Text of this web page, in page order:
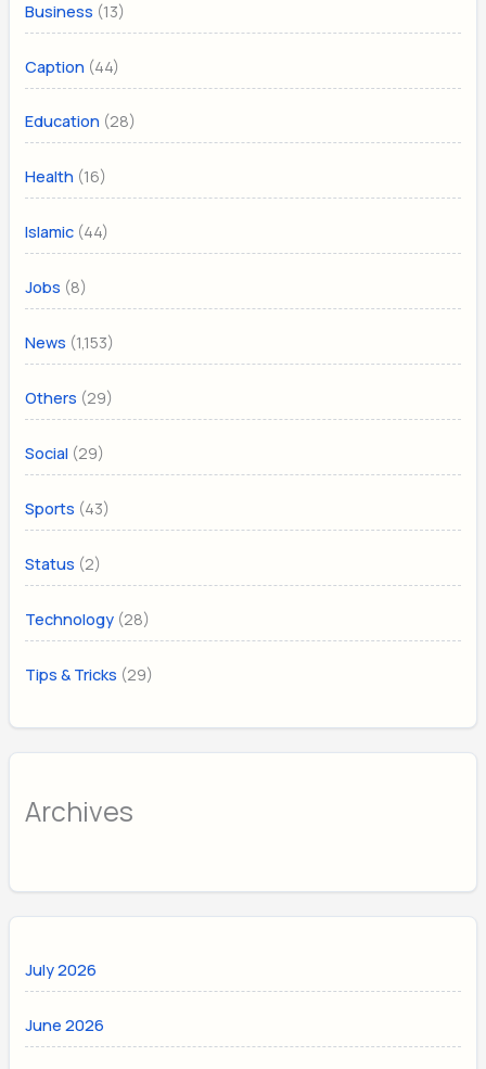
Business (13)
Caption (44)
Education (28)
Health (16)
Islamic (44)
Jobs (8)
News (1,153)
Others (29)
Social (29)
Sports (43)
Status (2)
Technology (28)
Tips & Tricks (29)
Archives
July 2026
June 2026